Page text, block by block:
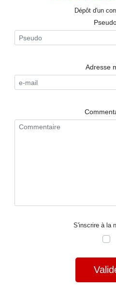
SPORTS
RESTAURANTS
NUIT
Dépôt d'un
Adresse
S'inscrire à la